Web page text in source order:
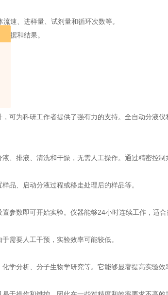
速、进样量、试剂量和循环次数等。
据和结果。
。
可为科研工作者提供了强有力的支持。全自动分液仪
、排液、清洗和干燥，无需人工操作。通过精密控制
品、启动分液过程或移走处理后的样品等。
参数即可开始实验。仪器能够24小时连续工作，适合
需要人工干预，实验效率可能较低。
学分析、分子生物学研究等。它能够显著提高实验效